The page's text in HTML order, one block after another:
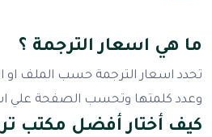
ما هي اسعار الترجمة ؟
تحدد اسعار الترجمة حسب الملف او
وعدد كلمتها وتحسب الصفحة علي اساس
كيف أختار أفضل مكتب